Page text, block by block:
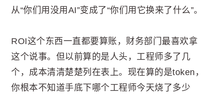
从“你们用没用AI”变成了“你们用它换来了什么”。
ROI这个东西一直都要算账，财务部门最喜欢拿
这个说事。但以前算的是人头，工程师多了几
个，成本清清楚楚列在表上。现在算的是token，
你根本不知道手底下哪个工程师今天烧了多少